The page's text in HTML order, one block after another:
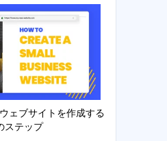
ェブサイトを作成する
ステップ